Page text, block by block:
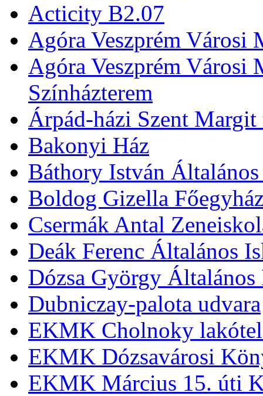
Acticity B2.07
Agóra Veszprém Városi
Agóra Veszprém Városi
Színházterem
Árpád-házi Szent
Bakonyi Ház
Báthory István
Boldog Gizella
Csermák Antal
Deák Ferenc Általános
Dózsa György Általános
Dubniczay-palota udvara
EKMK Cholnoky
EKMK Dózsavárosi
EKMK Március 15. úti